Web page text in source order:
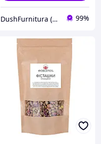
DushFurnitura (ДушФурнітура) 99%